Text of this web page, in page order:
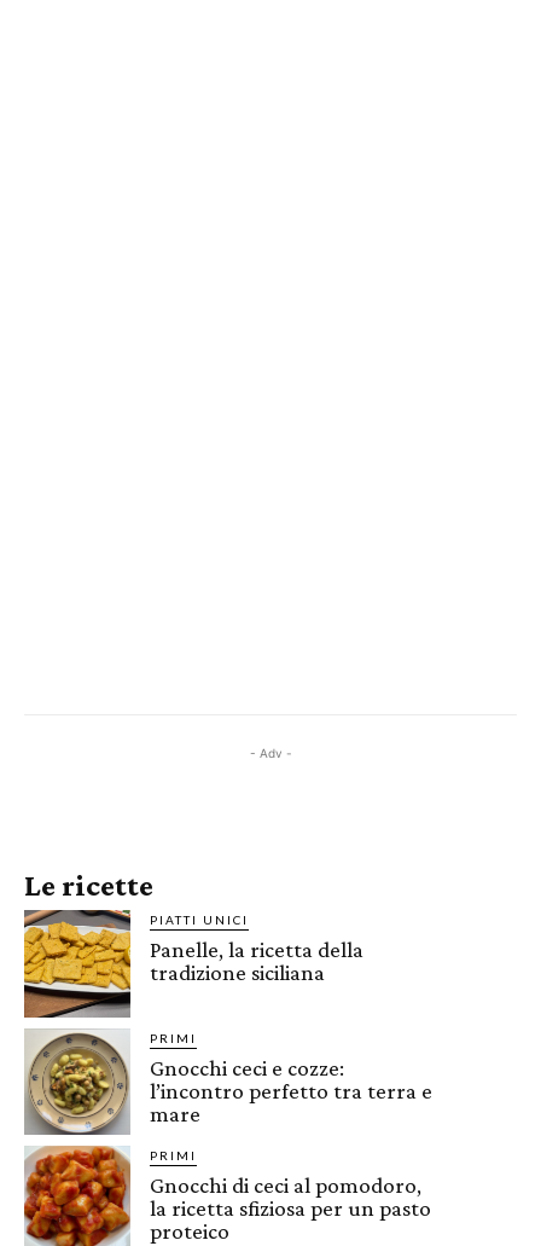
- Adv -
Le ricette
PIATTI UNICI
Panelle, la ricetta della
tradizione siciliana
PRIMI
Gnocchi ceci e cozze:
l’incontro perfetto tra terra e
mare
PRIMI
Gnocchi di ceci al pomodoro,
la ricetta sfiziosa per un pasto
proteico